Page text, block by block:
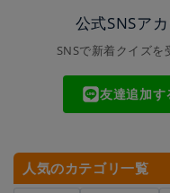
公式SNSア
SNSで新着クイズを
友達追加す
人気のカテゴリ一覧